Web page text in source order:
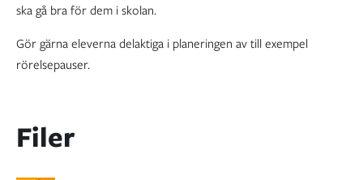
ska gå bra för dem i skolan.
Gör gärna eleverna delaktiga i planeringen av till exempel
rörelsepauser.
Filer